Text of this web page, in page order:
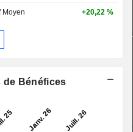
Moyen +20,22 %
de Bénéfices